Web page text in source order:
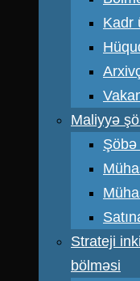
Kadr
Maliyyə
Strateji
bölməsi